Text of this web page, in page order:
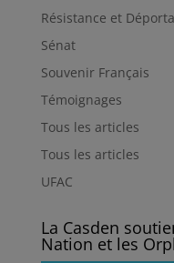
Résistance et
Sénat
Souvenir Français
Témoignages
Tous les articles
Tous les articles
UFAC
La Casden
Nation et les